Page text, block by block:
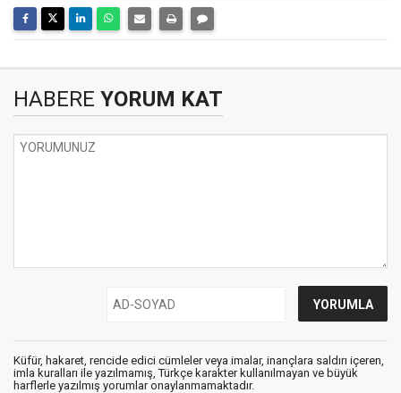
HABERE YORUM KAT
Küfür, hakaret, rencide edici cümleler veya imalar, inançlara saldırı içeren,
imla kuralları ile yazılmamış, Türkçe karakter kullanılmayan ve büyük
harflerle yazılmış yorumlar onaylanmamaktadır.